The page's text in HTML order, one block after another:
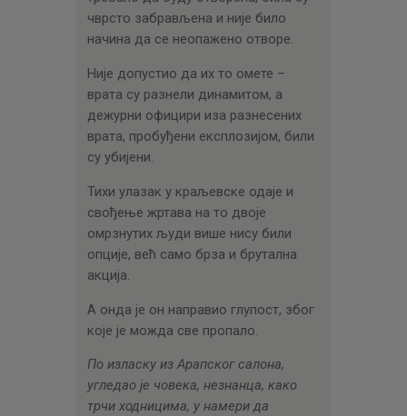
чврсто забрављена и није било
начина да се неопажено отворе.
Није допустио да их то омете –
врата су разнели динамитом, а
дежурни официри иза разнесених
врата, пробуђени експлозијом, били
су убијени.
Тихи улазак у краљевске одаје и
свођење жртава на то двоје
омрзнутих људи више нису били
опције, већ само брза и брутална
акција.
А онда је он направио глупост, због
које је можда све пропало.
По изласку из Арапског салона,
угледао је човека, незнанца, како
трчи ходницима, у намери да